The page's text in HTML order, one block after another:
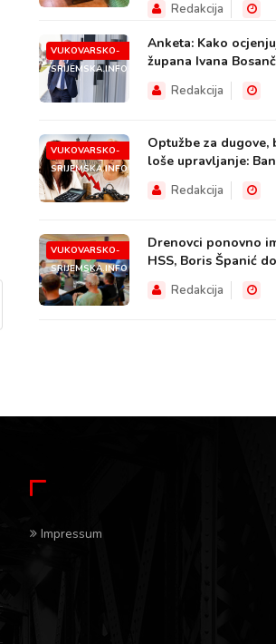
Redakcija
VUKOVARSKO-
SRIJEMSKA.INFO
Anketa: Kako
župana Ivana
Redakcija
VUKOVARSKO-
SRIJEMSKA.INFO
Optužbe za dugove,
loše upravljanje:
Redakcija
VUKOVARSKO-
SRIJEMSKA.INFO
Drenovci ponovno
HSS, Boris Španić
Redakcija
Impressum